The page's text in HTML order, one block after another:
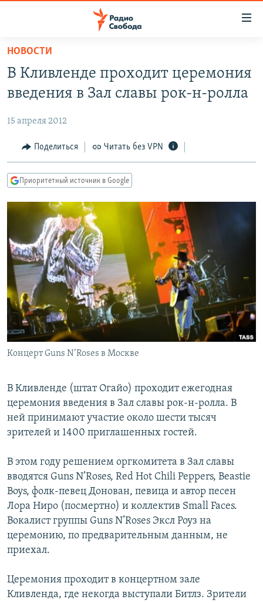
упрощенного
доступа
основному
Вернутся
главной
навигации
Вернутся
поиску
ЦИТАТЫ СВОБОДЫ
МНЕНИЯ
IDEL.РЕАЛИИ
КАВКАЗ.РЕАЛИИ
СЕВЕР.РЕАЛИИ
СИБИРЬ.РЕАЛИИ
РАСПИСАНИЕ ВЕЩАНИЯ
ПОДПИШИТЕСЬ НА РАССЫЛКУ
СОЦИАЛЬНЫЕ СЕТИ
Все сайты РСЕ/РС
НОВОСТИ
В Кливленде проходит церемония
введения в Зал славы рок-н-ролла
15 апреля 2012
Поделиться Читать без VPN
Приоритетный источник в Google
Концерт Guns N’Roses в Москве
В Кливленде (штат Огайо) проходит ежегодная
церемония введения в Зал славы рок-н-ролла. В
ней принимают участие около шести тысяч
зрителей и 1400 приглашенных гостей.
В этом году решением оргкомитета в Зал славы
вводятся Guns N’Roses, Red Hot Chili Peppers, Beastie
Boys, фолк-певец Донован, певица и автор песен
Лора Ниро (посмертно) и коллектив Small Faces.
Вокалист группы Guns N’Roses Эксл Роуз на
церемонию, по предварительным данным, не
приехал.
Церемония проходит в концертном зале
Кливленда, где некогда выступали Битлз. Зрители